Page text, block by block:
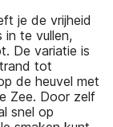
je de vrijheid
in te vullen,
De variatie is
tot
de heuvel met
Zee. Door zelf
snel op